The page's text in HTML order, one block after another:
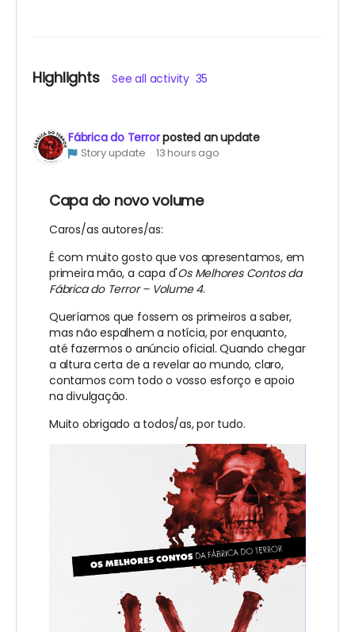
Highlights See all activity 35
Fábrica do Terrorposted an update
Story update 13 hours ago
Capa do novo volume
Caros/as autores/as:
É com muito gosto que vos apresentamos, em
primeira mão, a capa d'Os Melhores Contos da
Fábrica do Terror – Volume 4.
Queríamos que fossem os primeiros a saber,
mas não espalhem a notícia, por enquanto,
até fazermos o anúncio oficial. Quando chegar
a altura certa de a revelar ao mundo, claro,
contamos com todo o vosso esforço e apoio
na divulgação.
Muito obrigado a todos/as, por tudo.